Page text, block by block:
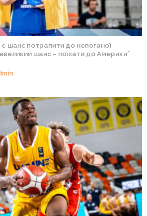
є шанс потрапити до непоганої
шанс – поїхати до Америки”